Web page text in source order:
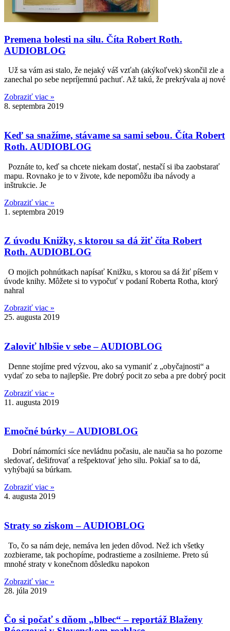
Premena bolesti na silu. Číta Robert Roth.
AUDIOBLOG
Už sa vám asi stalo, že nejaký váš vzťah (akýkoľvek) skončil zle a
zanechal po sebe nepríjemnú pachuť. Až takú, že prekrývala aj nové
Zobraziť viac »
8. septembra 2019
Keď sa snažíme, stávame sa sami sebou. Číta Robert
Roth. AUDIOBLOG
Poznáte to, keď sa chcete niekam dostať, nestačí si iba zaobstarať
mapu. Rovnako je to v živote, kde nepomôžu iba návody a
inštrukcie. Je
Zobraziť viac »
1. septembra 2019
Z úvodu Knižky, s ktorou sa dá žiť číta Robert
Roth. AUDIOBLOG
O mojich pohnútkach napísať Knižku, s ktorou sa dá žiť píšem v
úvode knihy. Môžete si to vypočuť v podaní Roberta Rotha, ktorý
nahral
Zobraziť viac »
25. augusta 2019
Zaloviť hlbšie v sebe – AUDIOBLOG
Denne stojíme pred výzvou, ako sa vymaniť z „obyčajnosti“ a
vydať zo seba to najlepšie. Pre dobrý pocit zo seba a pre dobrý pocit
Zobraziť viac »
11. augusta 2019
Emočné búrky – AUDIOBLOG
Dobrí námorníci síce nevládnu počasiu, ale naučia sa ho pozorne
sledovať, dešifrovať a rešpektovať jeho silu. Pokiaľ sa to dá,
vyhýbajú sa búrkam.
Zobraziť viac »
4. augusta 2019
Straty so ziskom – AUDIOBLOG
To, čo sa nám deje, nemáva len jeden dôvod. Než ich všetky
zozbierame, tak pochopíme, podrastieme a zosilnieme. Preto sú
mnohé straty v konečnom dôsledku napokon
Zobraziť viac »
28. júla 2019
Čo si počať s dňom „blbec“ – reportáž Blaženy